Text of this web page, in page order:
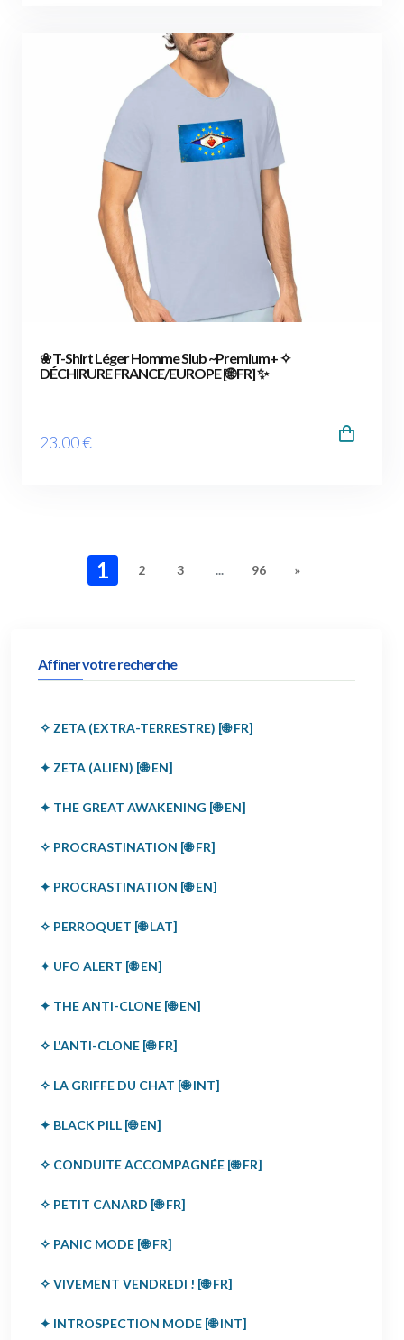
❀ T-Shirt Léger Homme Slub ~Premium+ ✧
DÉCHIRURE FRANCE/EUROPE [🌐 FR] ✨
23.00€
1 2 3 ... 96 »
Affiner votre recherche
✧ ZETA (EXTRA-TERRESTRE) [🌐 FR]
✦ ZETA (ALIEN) [🌐 EN]
✦ THE GREAT AWAKENING [🌐 EN]
✧ PROCRASTINATION [🌐 FR]
✦ PROCRASTINATION [🌐 EN]
✧ PERROQUET [🌐 LAT]
✦ UFO ALERT [🌐 EN]
✦ THE ANTI-CLONE [🌐 EN]
✧ L'ANTI-CLONE [🌐 FR]
✧ LA GRIFFE DU CHAT [🌐 INT]
✦ BLACK PILL [🌐 EN]
✧ CONDUITE ACCOMPAGNÉE [🌐 FR]
✧ PETIT CANARD [🌐 FR]
✧ PANIC MODE [🌐 FR]
✧ VIVEMENT VENDREDI ! [🌐 FR]
✦ INTROSPECTION MODE [🌐 INT]